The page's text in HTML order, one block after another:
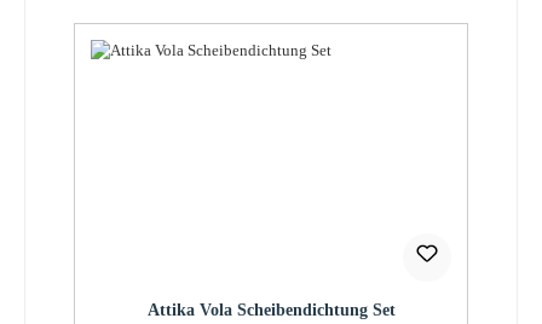
Attika Vola Scheibendichtung Set